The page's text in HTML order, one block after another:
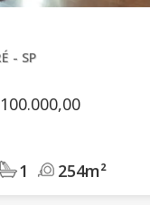
- SP
1 254m²